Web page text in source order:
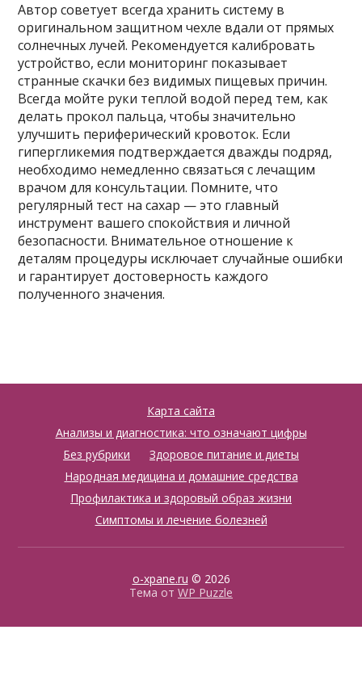
Автор советует всегда хранить систему в
оригинальном защитном чехле вдали от прямых
солнечных лучей. Рекомендуется калибровать
устройство, если мониторинг показывает
странные скачки без видимых пищевых причин.
Всегда мойте руки теплой водой перед тем, как
делать прокол пальца, чтобы значительно
улучшить периферический кровоток. Если
гипергликемия подтверждается дважды подряд,
необходимо немедленно связаться с лечащим
врачом для консультации. Помните, что
регулярный тест на сахар — это главный
инструмент вашего спокойствия и личной
безопасности. Внимательное отношение к
деталям процедуры исключает случайные ошибки
и гарантирует достоверность каждого
полученного значения.
Карта сайта
Анализы и диагностика: что означают цифры
Без рубрики
Здоровое питание и диеты
Народная медицина и домашние средства
Профилактика и здоровый образ жизни
Симптомы и лечение болезней
o-xpane.ru © 2026
Тема от WP Puzzle